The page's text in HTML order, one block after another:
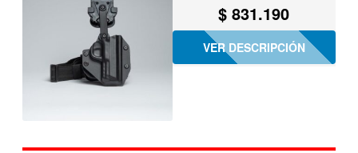
$ 831.190
VER DESCRIPCIÓN